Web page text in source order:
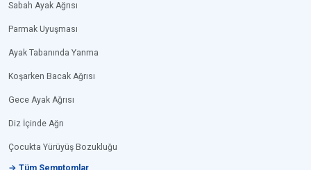
Sabah Ayak Ağrısı
Parmak Uyuşması
Ayak Tabanında Yanma
Koşarken Bacak Ağrısı
Gece Ayak Ağrısı
Diz İçinde Ağrı
Çocukta Yürüyüş Bozukluğu
→ Tüm Semptomlar